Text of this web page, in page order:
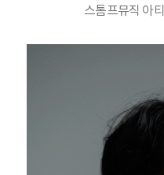
스톰프뮤직 아